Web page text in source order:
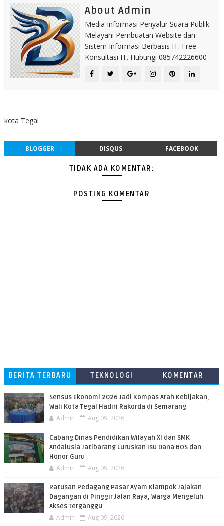
About Admin
Media Informasi Penyalur Suara Publik.
Melayani Pembuatan Website dan
Sistem Informasi Berbasis IT. Free
Konsultasi IT. Hubungi 085742226600
kota Tegal
BLOGGER DISQUS FACEBOOK
TIDAK ADA KOMENTAR:
POSTING KOMENTAR
BERITA TERBARU TEKNOLOGI
KOMENTAR
Sensus Ekonomi 2026 Jadi Kompas Arah Kebijakan,
Wali Kota Tegal Hadiri Rakorda di Semarang
Admin Aug 09, 2026
Cabang Dinas Pendidikan Wilayah XI dan SMK
Andalusia Jatibarang Luruskan Isu Dana BOS dan
Honor Guru
Admin Aug 09, 2026
​Ratusan Pedagang Pasar Ayam Klampok Jajakan
Dagangan di Pinggir Jalan Raya, Warga Mengeluh
Akses Terganggu
Admin Aug 09, 2026